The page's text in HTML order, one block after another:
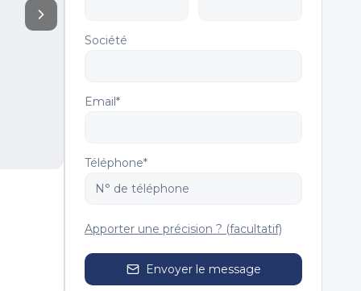
Société
Email*
Téléphone*
Apporter une précision ? (facultatif)
Envoyer le message